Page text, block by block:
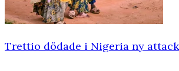
Trettio dödade i Nigeria ny